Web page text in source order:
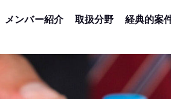
メンバー紹介 取扱分野 経典的案